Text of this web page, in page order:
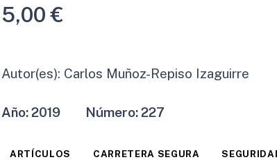
5,00€
Autor(es): Carlos Muñoz-Repiso Izaguirre
Año:2019 Número:227
ARTÍCULOS CARRETERA SEGURA